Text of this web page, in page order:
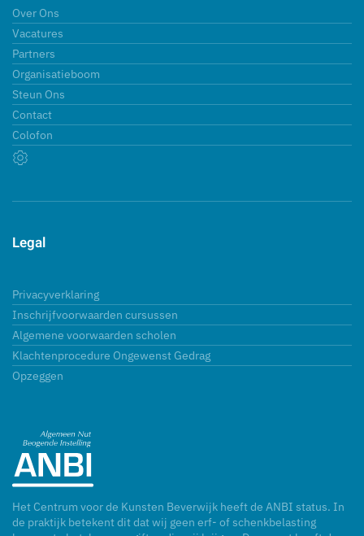
Over Ons
Vacatures
Partners
Organisatieboom
Steun Ons
Contact
Colofon
Legal
Privacyverklaring
Inschrijfvoorwaarden cursussen
Algemene voorwaarden scholen
Klachtenprocedure Ongewenst Gedrag
Opzeggen
Het Centrum voor de Kunsten Beverwijk heeft de ANBI status. In
de praktijk betekent dit dat wij geen erf- of schenkbelasting